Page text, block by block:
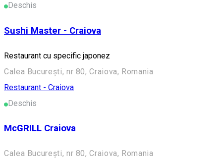
Deschis
Sushi Master - Craiova
Restaurant cu specific japonez
Calea București, nr 80, Craiova, Romania
Restaurant - Craiova
Deschis
McGRILL Craiova
Calea București, nr 80, Craiova, Romania